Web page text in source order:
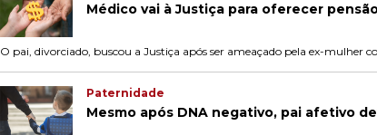
Médico vai à Justiça para oferecer
O pai, divorciado, buscou a Justiça após ser ameaçado pela ex-mulher
Paternidade
Mesmo após DNA negativo, pai afetivo